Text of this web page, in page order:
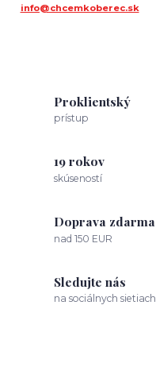
info@chcemkoberec.sk
Proklientský
prístup
19 rokov
skúseností
Doprava zdarma
nad 150 EUR
Sledujte nás
na sociálnych sietiach